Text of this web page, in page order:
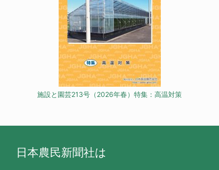
施設と園芸213号（2026年春）特集：高温対策
日本農民新聞社は